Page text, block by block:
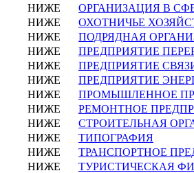
НИЖЕ
ОРГАНИЗАЦИЯ В
НИЖЕ
ОХОТНИЧЬЕ
НИЖЕ
ПОДРЯДНАЯ
НИЖЕ
ПРЕДПРИЯТИЕ
НИЖЕ
ПРЕДПРИЯТИЕ
НИЖЕ
ПРЕДПРИЯТИЕ
НИЖЕ
ПРОМЫШЛЕННОЕ
НИЖЕ
РЕМОНТНОЕ
НИЖЕ
СТРОИТЕЛЬНАЯ
НИЖЕ
ТИПОГРАФИЯ
НИЖЕ
ТРАНСПОРТНОЕ
НИЖЕ
ТУРИСТИЧЕСКАЯ